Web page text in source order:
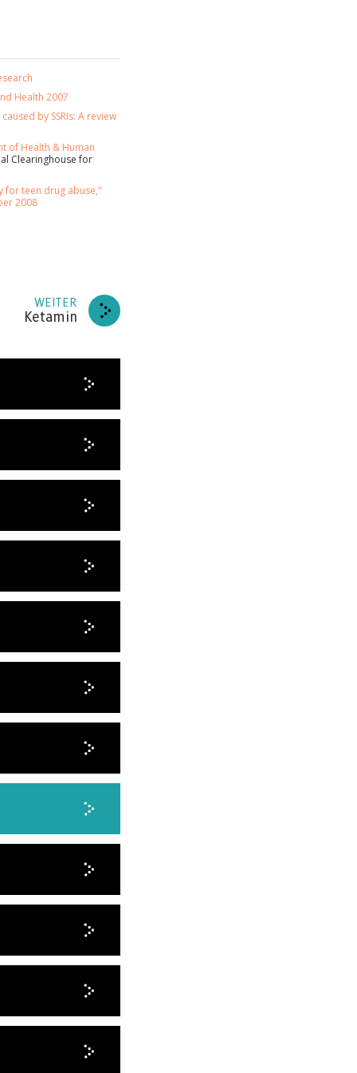
Health 2007
by SSRIs: A review
of Health & Human
Clearinghouse for
for teen drug abuse,”
2008
WEITER
Ketamin